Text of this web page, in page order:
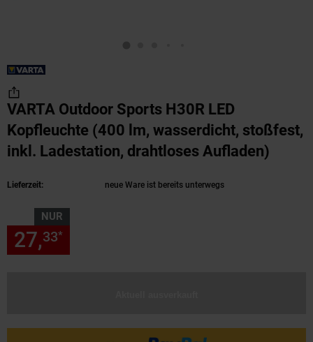
VARTA Outdoor Sports H30R LED
Kopfleuchte (400 lm, wasserdicht, stoßfest,
inkl. Ladestation, drahtloses Aufladen)
Lieferzeit: neue Ware ist bereits unterwegs
NUR
27,33*